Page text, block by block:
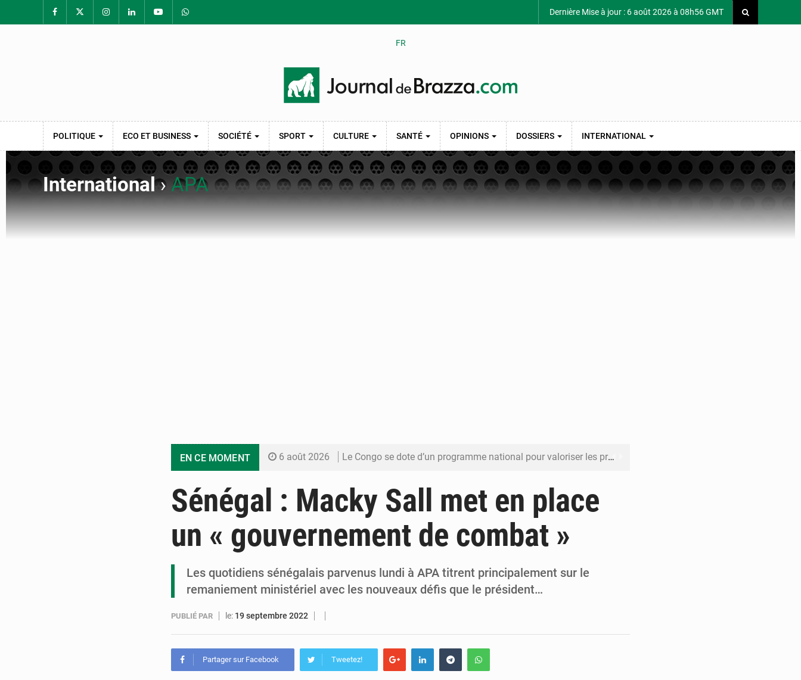
Dernière Mise à jour : 6 août 2026 à 08h56 GMT
FR
POLITIQUE ECO ET BUSINESS SOCIÉTÉ SPORT CULTURE SANTÉ OPINIONS DOSSIERS INTERNATIONAL
International›APA
EN CE MOMENT 6 août 2026 Le Congo se dote d’un programme national pour valoriser les produits forestiers non ligneux
5 août 2026 Cémac : la Commission présente à Denis Sassou N’Guesso sa feuille de route
5 août 2026 Assassinat de l’entrepreneur sportif Vally Amisi : le principal suspect arrêté à Brazzaville
Sénégal : Macky Sall met en place
un « gouvernement de combat »
Les quotidiens sénégalais parvenus lundi à APA titrent principalement sur le
remaniement ministériel avec les nouveaux défis que le président…
PUBLIÉ PAR le: 19 septembre 2022
Partager sur Facebook Tweetez!